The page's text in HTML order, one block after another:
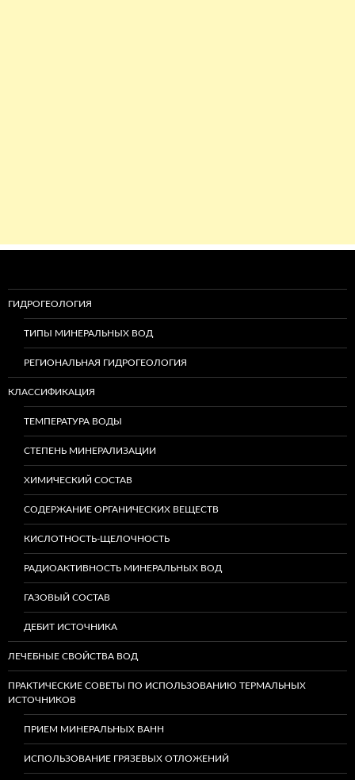
ГИДРОГЕОЛОГИЯ
ТИПЫ МИНЕРАЛЬНЫХ ВОД
РЕГИОНАЛЬНАЯ ГИДРОГЕОЛОГИЯ
КЛАССИФИКАЦИЯ
ТЕМПЕРАТУРА ВОДЫ
СТЕПЕНЬ МИНЕРАЛИЗАЦИИ
ХИМИЧЕСКИЙ СОСТАВ
СОДЕРЖАНИЕ ОРГАНИЧЕСКИХ ВЕЩЕСТВ
КИСЛОТНОСТЬ-ЩЕЛОЧНОСТЬ
РАДИОАКТИВНОСТЬ МИНЕРАЛЬНЫХ ВОД
ГАЗОВЫЙ СОСТАВ
ДЕБИТ ИСТОЧНИКА
ЛЕЧЕБНЫЕ СВОЙСТВА ВОД
ПРАКТИЧЕСКИЕ СОВЕТЫ ПО ИСПОЛЬЗОВАНИЮ ТЕРМАЛЬНЫХ
ИСТОЧНИКОВ
ПРИЕМ МИНЕРАЛЬНЫХ ВАНН
ИСПОЛЬЗОВАНИЕ ГРЯЗЕВЫХ ОТЛОЖЕНИЙ